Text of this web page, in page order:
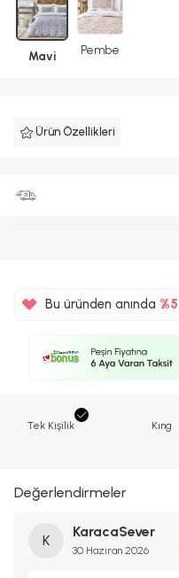
Mavi Pembe
Ürün Özellikleri
Bu üründen anında %5
%5
Tek Kişilik Kıng
Değerlendirmeler
K
KaracaSever
30 Haziran 2026